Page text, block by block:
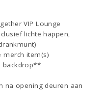
VIP Lounge
lichte happen,
merch item(s)
backdrop**
na opening deuren aan